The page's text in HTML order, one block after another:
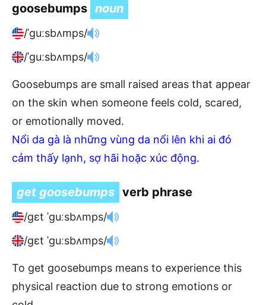
goosebumps noun
/ˈɡuːsbʌmps/
/ˈɡuːsbʌmps/
Goosebumps are small raised areas that appear
on the skin when someone feels cold, scared,
or emotionally moved.
Nổi da gà là những vùng da nổi lên khi ai đó
cảm thấy lạnh, sợ hãi hoặc xúc động.
get goosebumps verb phrase
/ɡɛt ˈɡuːsbʌmps/
/ɡɛt ˈɡuːsbʌmps/
To get goosebumps means to experience this
physical reaction due to strong emotions or